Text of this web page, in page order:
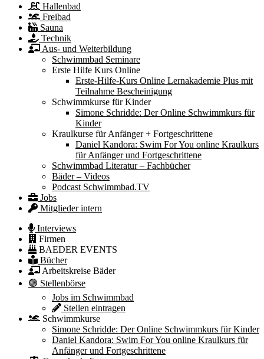
Hallenbad
Freibad
Sauna
Technik
Aus- und Weiterbildung
Schwimmbad Seminare
Erste Hilfe Kurs Online
Erste-Hilfe-Kurs Online Lernakademie Plus mit
Teilnahme Bescheinigung
Schwimmkurse für Kinder
Simone Schridde: Der Online Schwimmkurs für
Kinder
Kraulkurse für Anfänger + Fortgeschrittene
Daniel Kandora: Swim For You online Kraulkurs
für Anfänger und Fortgeschrittene
Schwimmbad Literatur – Fachbücher
Bäder – Videos
Podcast Schwimmbad.TV
Jobs
Mitglieder intern
Interviews
Firmen
BAEDER EVENTS
Bücher
Arbeitskreise Bäder
🟢 Stellenbörse
Jobs im Schwimmbad
Stellen eintragen
Schwimmkurse
Simone Schridde: Der Online Schwimmkurs für Kinder
Daniel Kandora: Swim For You online Kraulkurs für
Anfänger und Fortgeschrittene